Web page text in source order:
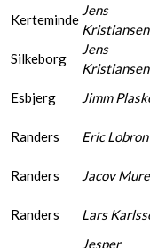
Kerteminde
Jens
Kristiansen
Silkeborg
Jens
Kristiansen
Esbjerg
Jimm
Randers
Eric Lobron
Randers
Jacov
Randers Lars
Jesper